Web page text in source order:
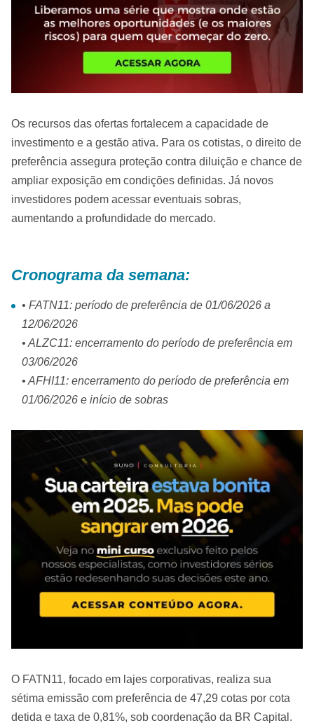
Os recursos das ofertas fortalecem a capacidade de
investimento e a gestão ativa. Para os cotistas, o direito de
preferência assegura proteção contra diluição e chance de
ampliar exposição em condições definidas. Já novos
investidores podem acessar eventuais sobras,
aumentando a profundidade do mercado.
Cronograma da semana:
• FATN11: período de preferência de 01/06/2026 a
12/06/2026
• ALZC11: encerramento do período de preferência em
03/06/2026
• AFHI11: encerramento do período de preferência em
01/06/2026 e início de sobras
O FATN11, focado em lajes corporativas, realiza sua
sétima emissão com preferência de 47,29 cotas por cota
detida e taxa de 0,81%, sob coordenação da BR Capital.